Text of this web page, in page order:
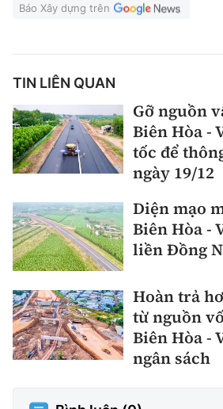
Báo Xây dựng trên
TIN LIÊN QUAN
Gỡ nguồn
Biên Hòa -
tốc để
ngày 19/12
Diện mạo
Biên Hòa -
liền Đồng
Hoàn trả
từ nguồn
Biên Hòa -
ngân sách